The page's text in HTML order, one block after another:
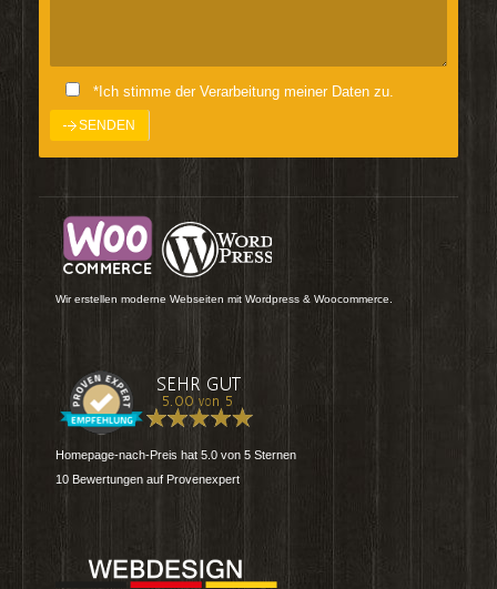
*Ich stimme der Verarbeitung meiner Daten zu.
Wir erstellen moderne Webseiten mit Wordpress & Woocommerce.
Homepage-nach-Preis hat 5.0 von 5 Sternen
10 Bewertungen auf Provenexpert